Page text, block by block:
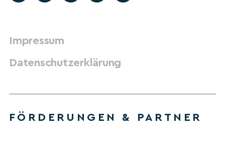
Impressum
Datenschutzerklärung
FÖRDERUNGEN & PARTNER